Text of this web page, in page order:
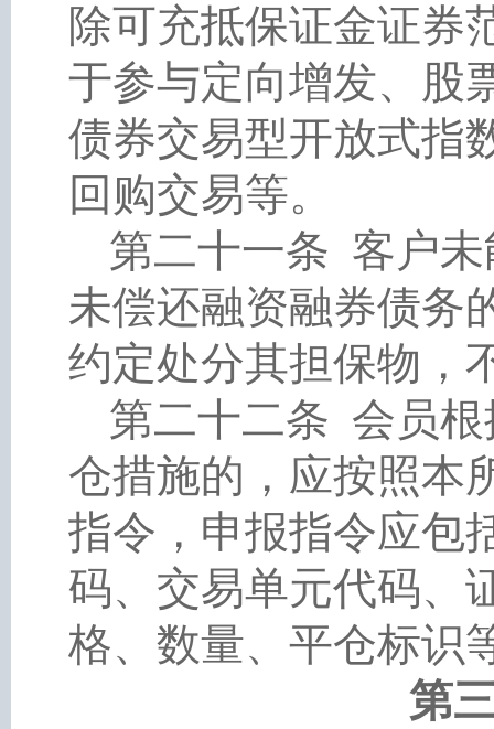
除可充抵保证金证券
于参与定向增发、股
债券交易型开放式指
回购交易等。
第二十一条 客户
未偿还融资融券债务
约定处分其担保物，
第二十二条 会员
仓措施的，应按照本
指令，申报指令应包
码、交易单元代码、
格、数量、平仓标识
第